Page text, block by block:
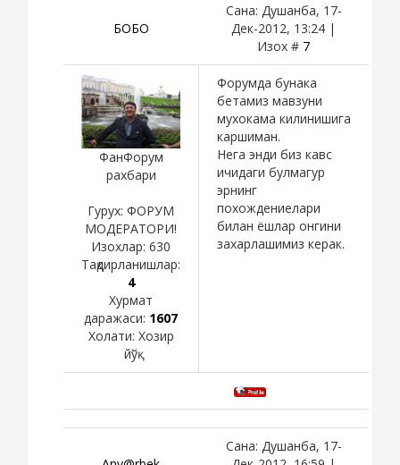
БОБО
Сана: Душанба, 17-
Дек-2012, 13:24 |
Изох # 7
ФанФорум
рахбари
Гурух: ФОРУМ
МОДЕРАТОРИ!
Изохлар: 630
Тақдирланишлар:
4
Хурмат
даражаси: 1607
Холати: Хозир
йўқ
Форумда бунака
бетамиз мавзуни
мухокама килинишига
каршиман.
Нега энди биз кавс
ичидаги булмагур
эрнинг
похождениелари
билан ёшлар онгини
захарлашимиз керак.
Сана: Душанба, 17-